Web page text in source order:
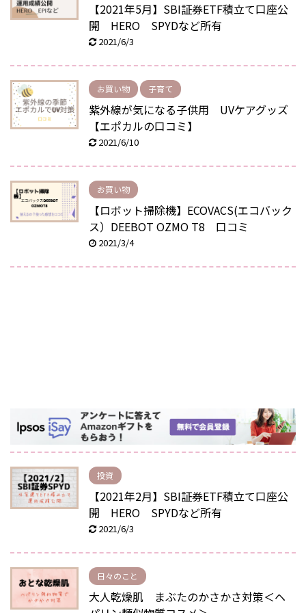
【2021年5月】SBI証券ETF積立て口座公
開 HERO SPYDなど所有
2021/6/3
お買い物 子育て
紫外線が気になる子供用 UVケアグッズ
【エポカルの口コミ】
2021/6/10
お買い物
【ロボット掃除機】ECOVACS(エコバック
ス）DEEBOT OZMO T8 口コミ
2021/3/4
投資
【2021年2月】SBI証券ETF積立て口座公
開 HERO SPYDなど所有
2021/6/3
日々のこと
大人乾燥肌 まぶたのかさかさ対策＜ヘ